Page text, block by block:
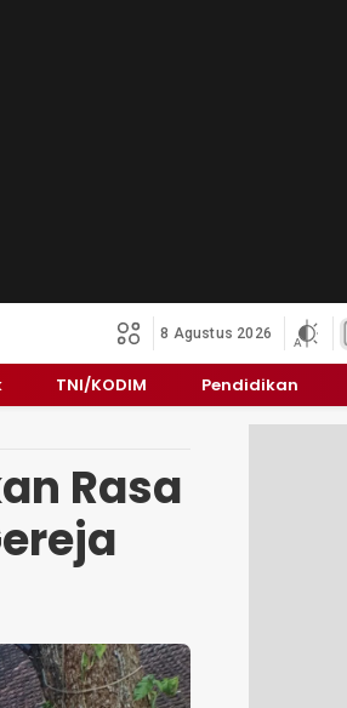
8 Agustus 2026
TNI/KODIM Pendidikan
Rasa